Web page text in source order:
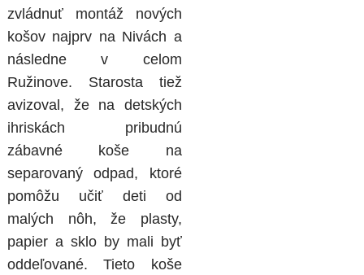
zvládnuť montáž nových
košov najprv na Nivách a
následne v celom
Ružinove. Starosta tiež
avizoval, že na detských
ihriskách pribudnú
zábavné koše na
separovaný odpad, ktoré
pomôžu učiť deti od
malých nôh, že plasty,
papier a sklo by mali byť
oddeľované. Tieto koše